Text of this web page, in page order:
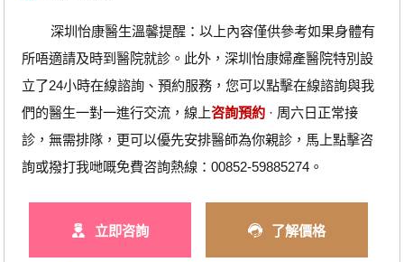
深圳怡康醫生溫馨提醒：以上內容僅供參考如果身體有
所唔適請及時到醫院就診。此外，深圳怡康婦產醫院特別設
立了24小時在線諮詢、預約服務，您可以點擊在線諮詢與我
們的醫生一對一進行交流，線上咨詢預約· ‎周六日正常接
診，無需排隊，更可以優先安排醫師為你親診，馬上點擊咨
詢或撥打我哋嘅免費咨詢熱線：00852-59885274。
立即咨詢 了解價格